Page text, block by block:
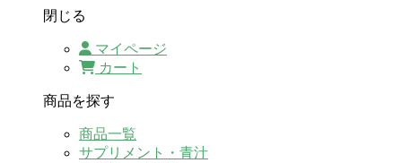
閉じる
マイページ
カート
商品を探す
商品一覧
サプリメント・青汁